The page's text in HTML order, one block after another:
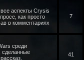
аспекты Crysis
как просто
в комментариях
7
среди
сделанные
41